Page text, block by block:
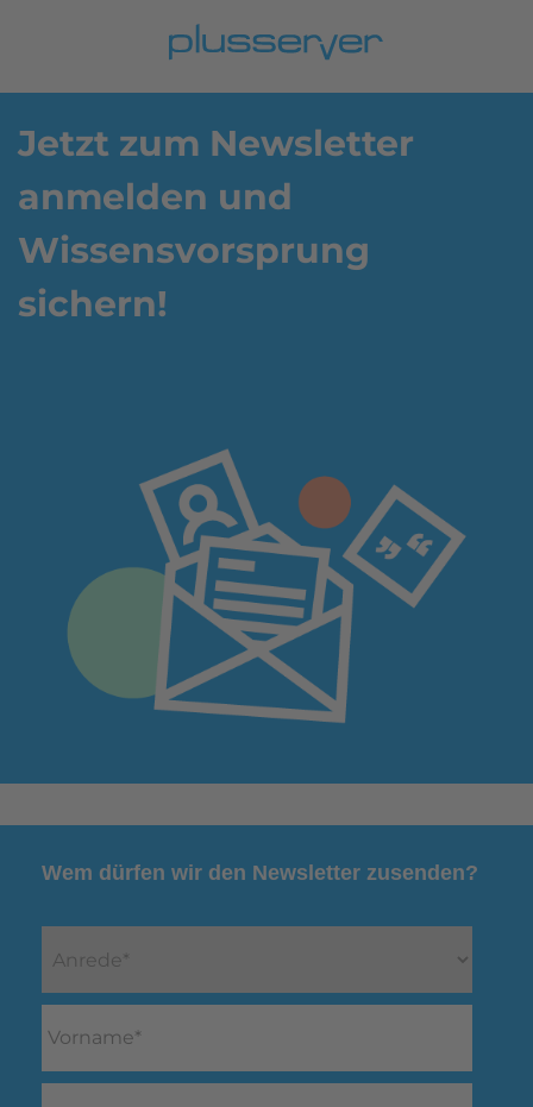
Jetzt zum Newsletter
anmelden und
Wissensvorsprung
sichern!
Wem dürfen wir den Newsletter zusenden?